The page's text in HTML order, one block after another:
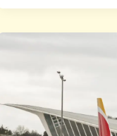
proteście